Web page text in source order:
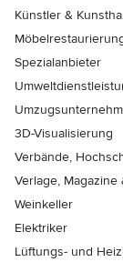
Künstler &
Spezialanbieter
3D-Visualisierung
Verbände,
Verlage, Magazine
Weinkeller
Elektriker
Lüftungs- und